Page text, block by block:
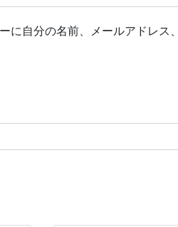
に自分の名前、メールアドレス